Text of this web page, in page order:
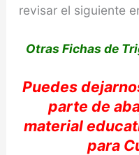
revisar el siguiente
Otras Fichas de
Puedes
parte de
material
para